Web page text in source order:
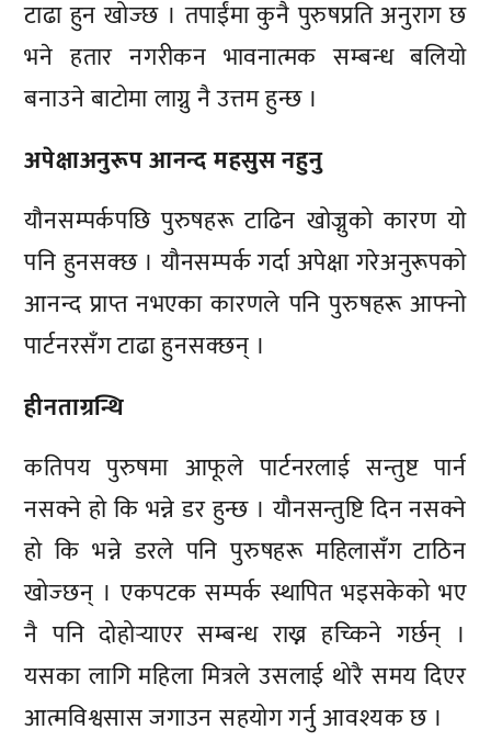
टाढा हुन खोज्छ । तपाईंमा कुनै पुरुषप्रति अनुराग छ
भने हतार नगरीकन भावनात्मक सम्बन्ध बलियो
बनाउने बाटोमा लाग्नु नै उत्तम हुन्छ ।
अपेक्षाअनुरूप आनन्द महसुस नहुनु
यौनसम्पर्कपछि पुरुषहरू टाढिन खोज्नुको कारण यो
पनि हुनसक्छ । यौनसम्पर्क गर्दा अपेक्षा गरेअनुरूपको
आनन्द प्राप्त नभएका कारणले पनि पुरुषहरू आफ्नो
पार्टनरसँग टाढा हुनसक्छन् ।
हीनताग्रन्थि
कतिपय पुरुषमा आफूले पार्टनरलाई सन्तुष्ट पार्न
नसक्ने हो कि भन्ने डर हुन्छ । यौनसन्तुष्टि दिन नसक्ने
हो कि भन्ने डरले पनि पुरुषहरू महिलासँग टाठिन
खोज्छन् । एकपटक सम्पर्क स्थापित भइसकेको भए
नै पनि दोहोर्‍याएर सम्बन्ध राख्न हच्किने गर्छन् ।
यसका लागि महिला मित्रले उसलाई थोरै समय दिएर
आत्मविश्वसास जगाउन सहयोग गर्नु आवश्यक छ ।